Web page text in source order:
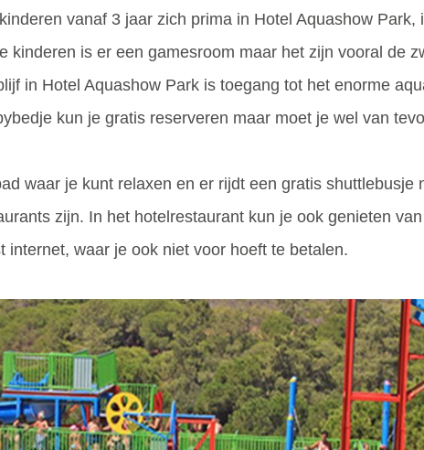
vanaf 3 jaar zich prima in Hotel Aquashow
kinderen is er een gamesroom maar het zijn vooral de
in Hotel Aquashow Park is toegang tot het enorme
kun je gratis reserveren maar moet je wel van
waar je kunt relaxen en er rijdt een gratis
zijn. In het hotelrestaurant kun je ook genieten
waar je ook niet voor hoeft te betalen.